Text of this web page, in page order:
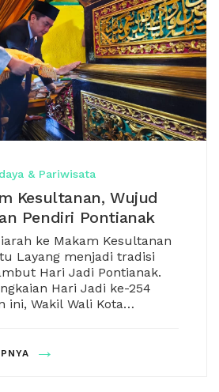
& Pariwisata
Kesultanan, Wujud
Pendiri Pontianak
ke Makam Kesultanan
Layang menjadi tradisi
Hari Jadi Pontianak.
Hari Jadi ke-254
ini, Wakil Wali Kota
kepala perangkat
wisata menyusuri
→